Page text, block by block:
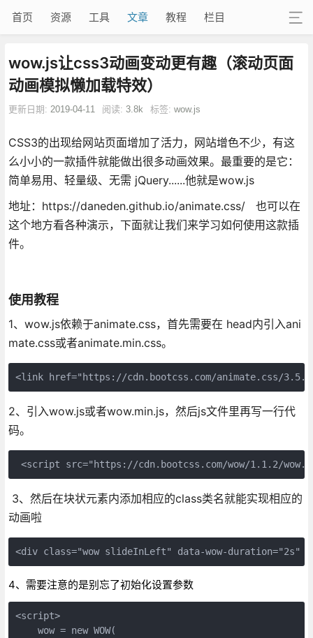
首页 资源 工具 文章 教程 栏目
wow.js让css3动画变动更有趣（滚动页面
动画模拟懒加载特效）
更新日期: 2019-04-11 阅读: 3.8k 标签: wow.js
CSS3的出现给网站页面增加了活力，网站增色不少，有这
么小小的一款插件就能做出很多动画效果。最重要的是它：
简单易用、轻量级、无需 jQuery......他就是wow.js
地址：https://daneden.github.io/animate.css/ 也可以在
这个地方看各种演示，下面就让我们来学习如何使用这款插
件。
使用教程
1、wow.js依赖于animate.css，首先需要在 head内引入ani
mate.css或者animate.min.css。
<link href="https://cdn.bootcss.com/animate.css/
2、引入wow.js或者wow.min.js，然后js文件里再写一行代
码。
<script src="https://cdn.bootcss.com/wow/1.1.2/
3、然后在块状元素内添加相应的class类名就能实现相应的
动画啦
<div class="wow slideInLeft" data-wow-duration="2s"
4、需要注意的是别忘了初始化设置参数
<script>
    wow = new WOW(